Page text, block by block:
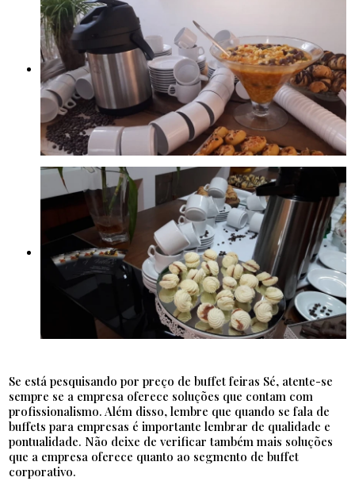
Se está pesquisando por preço de buffet feiras Sé, atente-se
sempre se a empresa oferece soluções que contam com
profissionalismo. Além disso, lembre que quando se fala de
buffets para empresas é importante lembrar de qualidade e
pontualidade. Não deixe de verificar também mais soluções
que a empresa oferece quanto ao segmento de buffet
corporativo.